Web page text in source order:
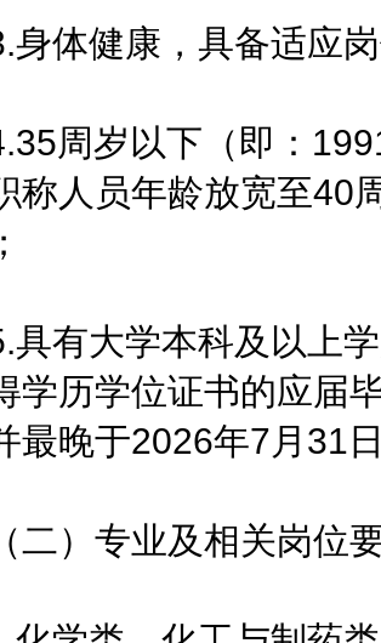
健康，具备适应岗
岁以下（即：1991
称人员年龄放宽至40
大学本科及以上学
学历学位证书的应届
最晚于2026年7月31
）专业及相关岗位